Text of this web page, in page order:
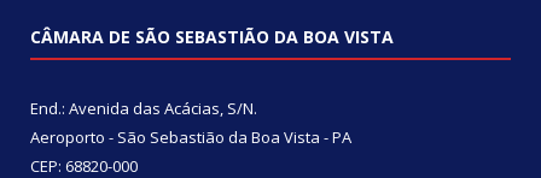
CÂMARA DE SÃO SEBASTIÃO DA BOA VISTA
End.: Avenida das Acácias, S/N.
Aeroporto - São Sebastião da Boa Vista - PA
CEP: 68820-000